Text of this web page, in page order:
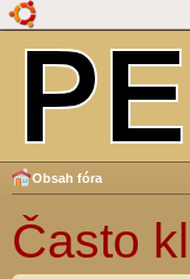
Obsah fóra
Často